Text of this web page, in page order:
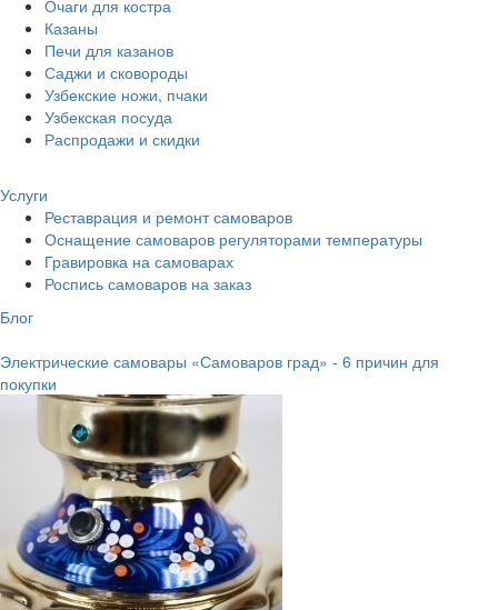
Очаги для костра
Казаны
Печи для казанов
Саджи и сковороды
Узбекские ножи, пчаки
Узбекская посуда
Распродажи и скидки
Услуги
Реставрация и ремонт самоваров
Оснащение самоваров регуляторами температуры
Гравировка на самоварах
Роспись самоваров на заказ
Блог
Электрические самовары «Самоваров град» - 6 причин для
покупки